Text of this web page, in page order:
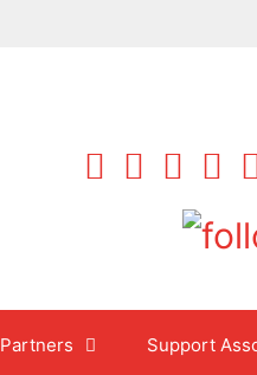
Partners Support